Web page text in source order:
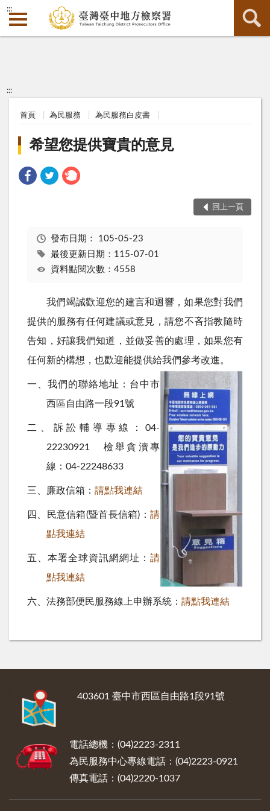
:::
:::
首頁 為民服務 為民服務白皮書
希望您提供寶貴的意見
回上一頁
發布日期： 105-05-23
最後更新日期：115-07-01
資料點閱次數：4558
我們竭誠歡迎您的建言和迴響，如果您對我們
提供的服務有任何建議或意見，請您不吝指教隨時
告知，好讓我們知道，並做妥善的處理，如果您有
任何新的構想，也歡迎能提供給我們參考改進。
一、我們的聯絡地址：台中市
西區自由路一段91號
二、訴訟輔導專線：04-
22230921 檢舉貪瀆專
線：04-22248633
三、廉政信箱： 請點我連結
四、民意信箱(暨首長信箱)： 請
點我連結
五、本署全球資訊網網址： 請
點我連結
六、法務部便民服務線上申辦系統： 請點我連結
403601 臺中市西區自由路1段91號
電話總機：(04)2223-2311
為民服務中心專線電話：(04)2223-0921
傳真電話：(04)2220-1037